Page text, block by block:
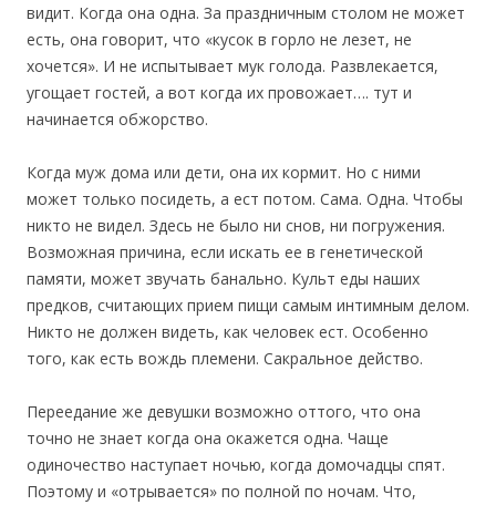
видит. Когда она одна. За праздничным столом не может
есть, она говорит, что «кусок в горло не лезет, не
хочется». И не испытывает мук голода. Развлекается,
угощает гостей, а вот когда их провожает…. тут и
начинается обжорство.
Когда муж дома или дети, она их кормит. Но с ними
может только посидеть, а ест потом. Сама. Одна. Чтобы
никто не видел. Здесь не было ни снов, ни погружения.
Возможная причина, если искать ее в генетической
памяти, может звучать банально. Культ еды наших
предков, считающих прием пищи самым интимным делом.
Никто не должен видеть, как человек ест. Особенно
того, как есть вождь племени. Сакральное действо.
Переедание же девушки возможно оттого, что она
точно не знает когда она окажется одна. Чаще
одиночество наступает ночью, когда домочадцы спят.
Поэтому и «отрывается» по полной по ночам. Что,